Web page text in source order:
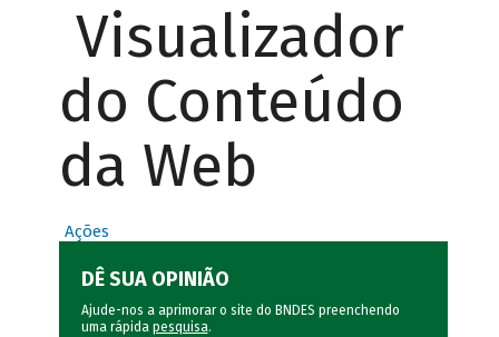
Visualizador
do Conteúdo
da Web
Ações
DÊ SUA OPINIÃO
Ajude-nos a aprimorar o site do BNDES preenchendo
uma rápida pesquisa.